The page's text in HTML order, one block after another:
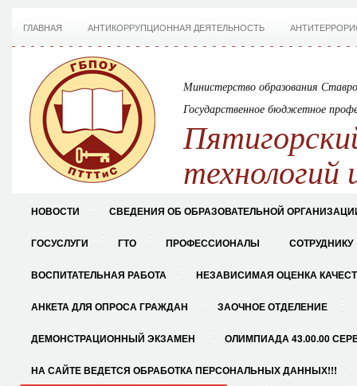
ГЛАВНАЯ АНТИКОРРУПЦИОННАЯ ДЕЯТЕЛЬНОСТЬ
Министерство образования
Государственное бюджетное
технологий
НОВОСТИ СВЕДЕНИЯ ОБ ОБРАЗОВАТЕЛЬНОЙ
ГОСУСЛУГИ ГТО ПРОФЕССИОНАЛЫ СОТРУДНИКУ
ВОСПИТАТЕЛЬНАЯ РАБОТА НЕЗАВИСИМАЯ ОЦЕНКА
АНКЕТА ДЛЯ ОПРОСА ГРАЖДАН ЗАОЧНОЕ ОТДЕЛЕНИЕ
ДЕМОНСТРАЦИОННЫЙ ЭКЗАМЕН ОЛИМПИАДА 43.00.00
НА САЙТЕ ВЕДЕТСЯ ОБРАБОТКА ПЕРСОНАЛЬНЫХ ДАННЫХ!!!